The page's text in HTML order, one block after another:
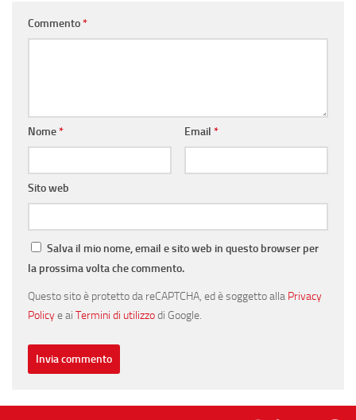
Commento*
Nome* Email *
Sito web
Salva il mio nome, email e sito web in questo browser per
la prossima volta che commento.
Questo sito è protetto da reCAPTCHA, ed è soggetto alla Privacy
Policye ai Termini di utilizzodi Google.